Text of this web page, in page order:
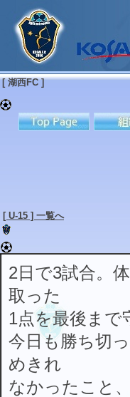
[ 湖西FC ]
[ U-15 ] 一覧へ
2日で3試合。
取った
1点を最後まで
今日も勝ち切
めきれ
なかったこと